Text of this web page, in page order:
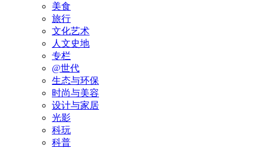
美食
旅行
文化艺术
人文史地
专栏
@世代
生态与环保
时尚与美容
设计与家居
光影
科玩
科普